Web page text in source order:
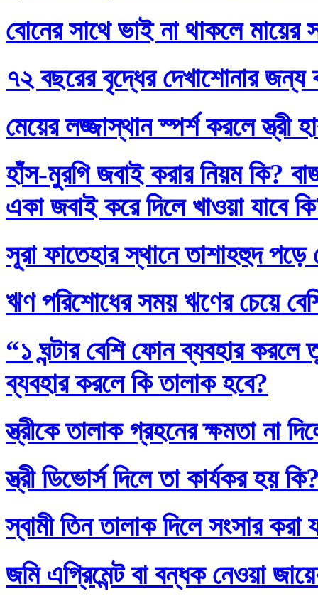
বোনের সাথে ভাই না থাকলে মায়ের
৭২ বছরের বৃদ্ধের দেখাশোনার জন্য
মেয়ের লজ্জাস্থান স্পর্শ করলে স্ত্রী
হাঁস-মুরগি জবাই করার নিয়ম কি?
একা জবাই করে দিলে খাওয়া যাবে
সূরা ফাতেহার স্থানে তাশাহহুদ
ঋণ পরিশোধের সময় ঋণের চেয়ে
“১ ঘন্টার বেশি ফোন ব্যবহার
ব্যবহার করলে কি তালাক হবে?
স্ত্রীকে তালাক গ্রহনের ক্ষমতা না
স্ত্রী ডিভোর্স দিলে তা কার্যকর হয়
স্বামী তিন তালাক দিলে সংসার করা
জমি এগ্রিমেন্ট বা বন্ধক নেওয়া